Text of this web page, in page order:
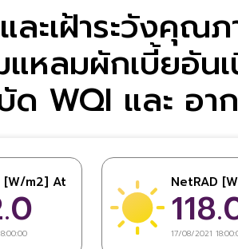
ะเฝ้าระวังคุณ
ลมผักเบี้ยอันเ
ด WQI และ อา
[W/m2] At NetRAD
17/08/2021